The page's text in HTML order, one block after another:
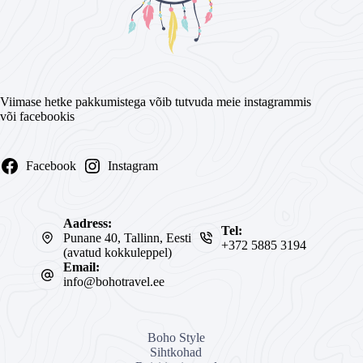
Viimase hetke pakkumistega võib tutvuda meie instagrammis
või facebookis
Facebook Instagram
Aadress:
Punane 40, Tallinn, Eesti
(avatud kokkuleppel)
Tel:
+372 5885 3194
Email:
info@bohotravel.ee
Boho Style
Sihtkohad